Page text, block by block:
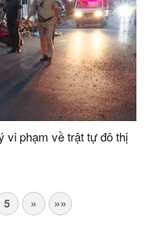
vi phạm về trật tự đô thị
5 » »»